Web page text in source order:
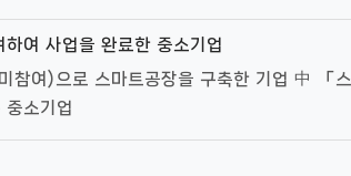
여 사업을 완료한 중소기업
참여)으로 스마트공장을 구축한 기업 中 「스
소기업